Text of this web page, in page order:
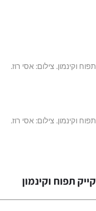
וקינמון. צילום: אסי רוז.
וקינמון. צילום: אסי רוז.
תפוח וקינמון